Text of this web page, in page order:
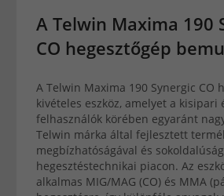
A Telwin Maxima 190
CO hegesztőgép
A Telwin Maxima 190 Synergic CO
kivételes eszköz, amelyet a kisipari
felhasználók körében egyaránt
Telwin márka által fejlesztett
megbízhatóságával és
hegesztéstechnikai piacon. Az
alkalmas MIG/MAG (CO) és MMA